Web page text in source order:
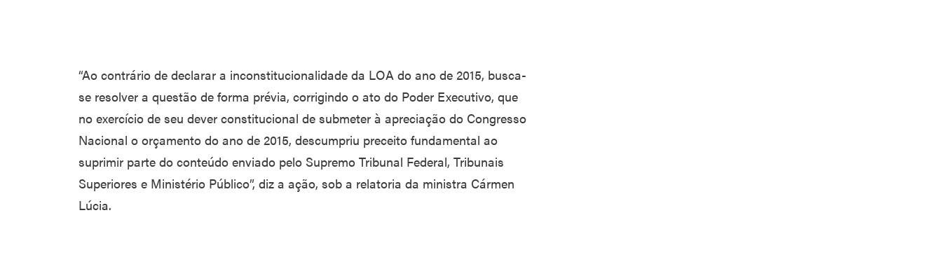
“Ao contrário de declarar a inconstitucionalidade da LOA do ano de 2015, busca-
se resolver a questão de forma prévia, corrigindo o ato do Poder Executivo, que
no exercício de seu dever constitucional de submeter à apreciação do Congresso
Nacional o orçamento do ano de 2015, descumpriu preceito fundamental ao
suprimir parte do conteúdo enviado pelo Supremo Tribunal Federal, Tribunais
Superiores e Ministério Público”, diz a ação, sob a relatoria da ministra Cármen
Lúcia.